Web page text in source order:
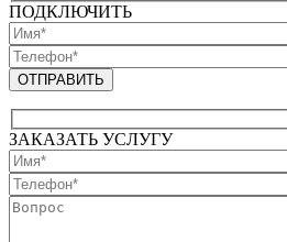
ПОДКЛЮЧИТЬ
ЗАКАЗАТЬ УСЛУГУ